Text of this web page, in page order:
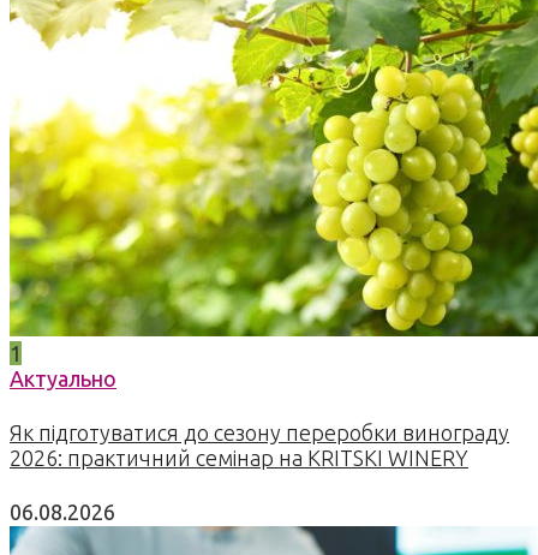
1
Актуально
Як підготуватися до сезону переробки винограду
2026: практичний семінар на KRITSKI WINERY
06.08.2026